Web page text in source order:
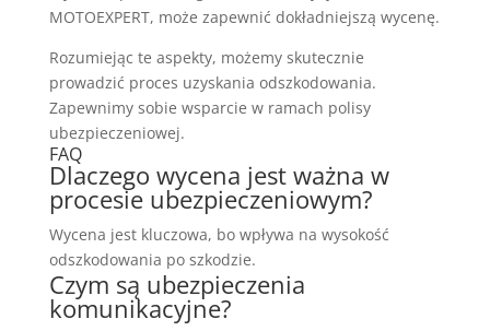
MOTOEXPERT, może zapewnić dokładniejszą wycenę.
Rozumiejąc te aspekty, możemy skutecznie
prowadzić proces uzyskania odszkodowania.
Zapewnimy sobie wsparcie w ramach polisy
ubezpieczeniowej.
FAQ
Dlaczego wycena jest ważna w
procesie ubezpieczeniowym?
Wycena jest kluczowa, bo wpływa na wysokość
odszkodowania po szkodzie.
Czym są ubezpieczenia
komunikacyjne?